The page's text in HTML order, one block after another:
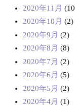
2020年11月
2020年10月 (2)
2020年9月 (2)
2020年8月 (8)
2020年7月 (2)
2020年6月 (5)
2020年5月 (2)
2020年4月 (1)